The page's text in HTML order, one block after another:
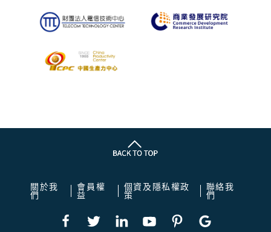
關於我
們
會員權
益
個資及隱私權政
策
聯絡我
們